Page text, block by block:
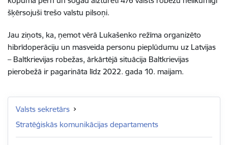
šķērsojuši trešo valstu pilsoņi.
Jau ziņots, ka, ņemot vērā Lukašenko režīma organizēto
hibrīdoperāciju un masveida personu pieplūdumu uz Latvijas
– Baltkrievijas robežas, ārkārtējā situācija Baltkrievijas
pierobežā ir pagarināta līdz 2022. gada 10. maijam.
Valsts sekretārs
Stratēģiskās komunikācijas departaments